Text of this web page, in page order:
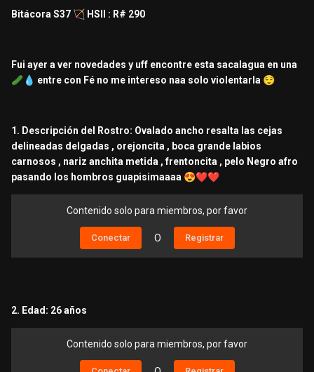
Bitácora S37 🏹 HSII : R# 290
Fui ayer a ver novedades y uff encontre esta sacalagua en una
🥒 💧 entre con Fé no me intereso naa solo violentarla 😌
1. Descripción del Rostro: Ovalado ancho resalta las cejas
delineadas delgadas , orejoncita , boca grande labios
carnosos , nariz anchita metida , frentoncita , pelo Negro afro
pasando los hombros guapisimaaaa 😍❤️❤️
Contenido solo para miembros, por favor
Conectar O Registrar
2. Edad: 26 años
Contenido solo para miembros, por favor